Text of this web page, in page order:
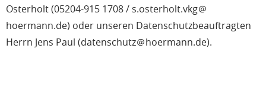
Osterholt (05204-915 1708 / s.osterholt.vkg＠
hoermann.de) oder unseren Datenschutzbeauftragten
Herrn Jens Paul (datenschutz＠hoermann.de).